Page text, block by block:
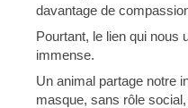
davantage de
Pourtant, le lien qui nous
immense.
Un animal partage notre
masque, sans rôle